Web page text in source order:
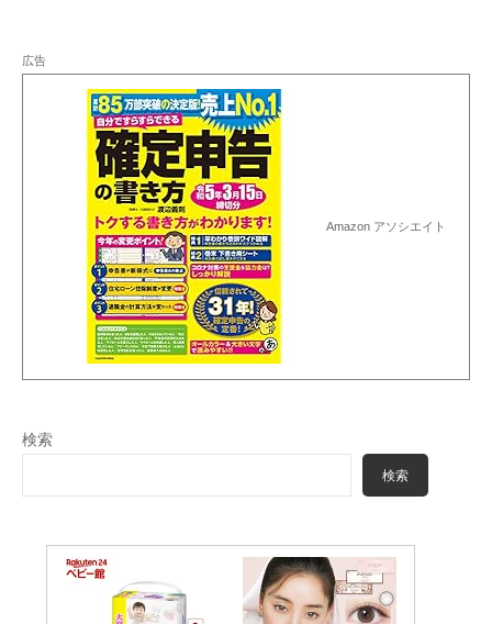
広告
Amazon アソシエイト
検索
検索